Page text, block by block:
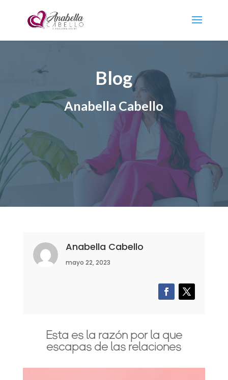
Blog
Anabella Cabello
Anabella Cabello
mayo 22, 2023
Esta es la razón por la que
escapas de las relaciones